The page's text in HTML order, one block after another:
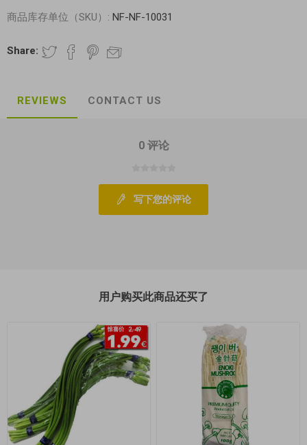
商品库存单位（SKU）: NF-NF-10031
Share:
REVIEWS CONTACT US
0 评论
写下您的评论
用户购买此商品还买了